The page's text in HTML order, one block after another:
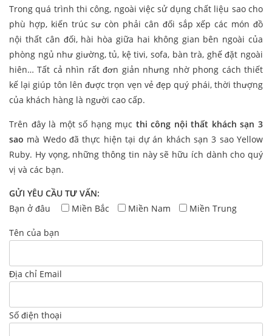
Trong quá trình thi công, ngoài việc sử dụng chất liệu sao cho
phù hợp, kiến trúc sư còn phải cân đối sắp xếp các món đồ
nội thất cân đối, hài hòa giữa hai không gian bên ngoài của
phòng ngủ như giường, tủ, kệ tivi, sofa, bàn trà, ghế đặt ngoài
hiên… Tất cả nhìn rất đơn giản nhưng nhờ phong cách thiết
kế lại giúp tôn lên được trọn vẹn vẻ đẹp quý phái, thời thượng
của khách hàng là người cao cấp.
Trên đây là một số hạng mục thi công nội thất khách sạn 3
sao mà Wedo đã thực hiện tại dự án khách sạn 3 sao Yellow
Ruby. Hy vọng, những thông tin này sẽ hữu ích dành cho quý
vị và các bạn.
GỬI YÊU CẦU TƯ VẤN:
Bạn ở đâu
Miền Bắc Miền Nam Miền Trung
Tên của bạn
Địa chỉ Email
Số điện thoại